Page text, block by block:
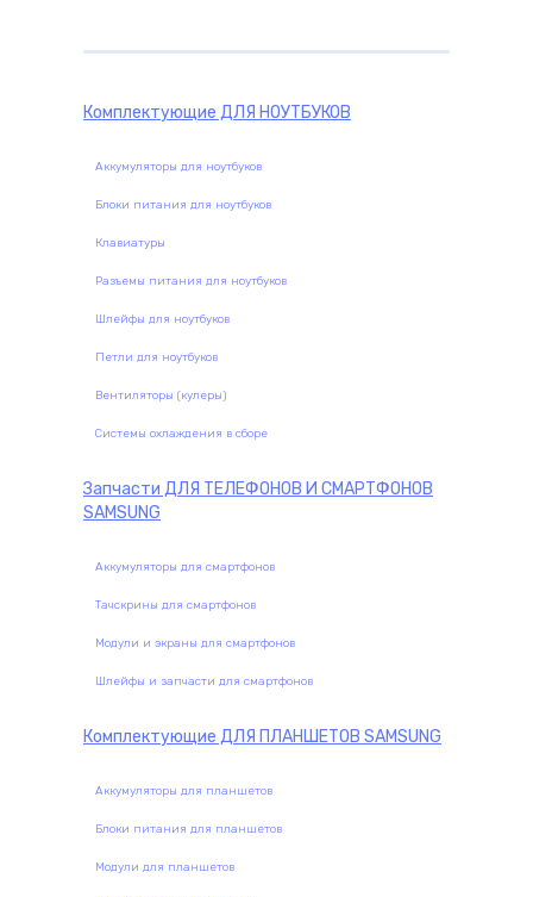
Комплектующие ДЛЯ НОУТБУКОВ
Аккумуляторы для ноутбуков
Блоки питания для ноутбуков
Клавиатуры
Разъемы питания для ноутбуков
Шлейфы для ноутбуков
Петли для ноутбуков
Вентиляторы (кулеры)
Системы охлаждения в сборе
Запчасти ДЛЯ ТЕЛЕФОНОВ И СМАРТФОНОВ
SAMSUNG
Аккумуляторы для смартфонов
Тачскрины для смартфонов
Модули и экраны для смартфонов
Шлейфы и запчасти для смартфонов
Комплектующие ДЛЯ ПЛАНШЕТОВ SAMSUNG
Аккумуляторы для планшетов
Блоки питания для планшетов
Модули для планшетов